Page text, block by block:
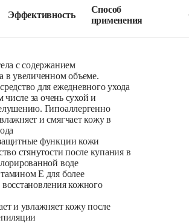
Эффективность
Способ
применения
с содержанием
в увеличенном объеме.
для ежедневного ухода
числе за очень сухой и
Гипоаллергенно
и смягчает кожу в
функции кожи
стянутости после купания в
воде
Е для более
кожного
и увлажняет кожу после